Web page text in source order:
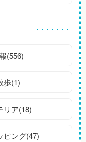
(556)
歩(1)
リア(18)
ピング(47)